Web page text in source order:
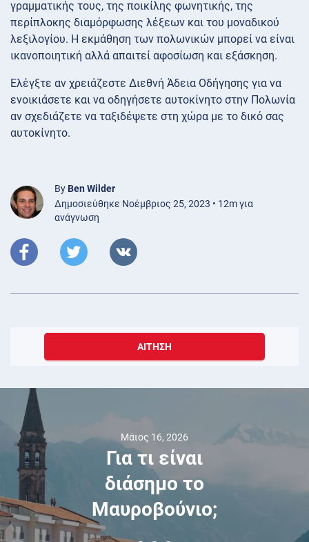
γραμματικής τους, της ποικίλης φωνητικής, της
περίπλοκης διαμόρφωσης λέξεων και του μοναδικού
λεξιλογίου. Η εκμάθηση των πολωνικών μπορεί να είναι
ικανοποιητική αλλά απαιτεί αφοσίωση και εξάσκηση.
Ελέγξτε αν χρειάζεστε Διεθνή Άδεια Οδήγησης για να
ενοικιάσετε και να οδηγήσετε αυτοκίνητο στην Πολωνία
αν σχεδιάζετε να ταξιδέψετε στη χώρα με το δικό σας
αυτοκίνητο.
By Ben Wilder
Δημοσιεύθηκε Νοέμβριος 25, 2023 • 12m για
ανάγνωση
ΑΊΤΗΣΗ
Μάιος 16, 2026
Για τι είναι
διάσημο το
Μαυροβούνιο;